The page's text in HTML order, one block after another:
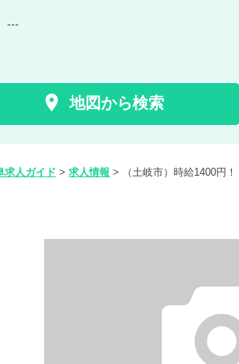
---
 地図から検索
求人ガイド > 求人情報 > （土岐市）時給1400円